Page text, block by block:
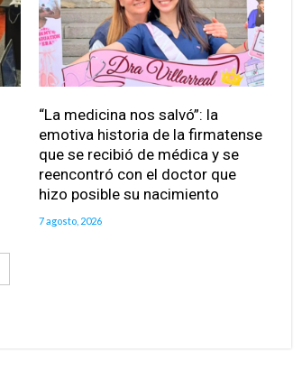
“La medicina nos salvó”: la
emotiva historia de la firmatense
que se recibió de médica y se
reencontró con el doctor que
hizo posible su nacimiento
7 agosto, 2026